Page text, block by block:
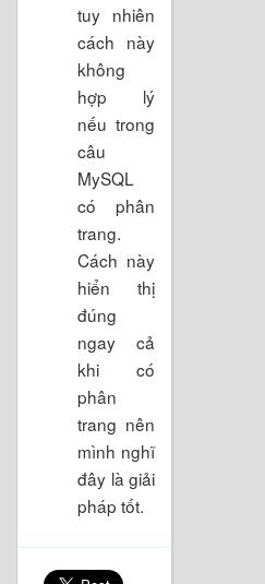
tuy nhiên
cách này
không
hợp lý
nếu trong
câu
MySQL
có phân
trang.
Cách này
hiển thị
đúng
ngay cả
khi có
phân
trang nên
mình nghĩ
đây là giải
pháp tốt.